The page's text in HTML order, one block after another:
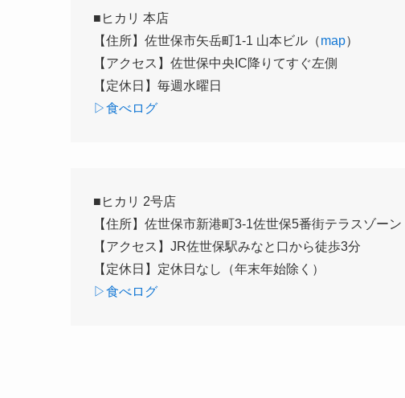
■ヒカリ 本店
【住所】佐世保市矢岳町1-1 山本ビル（map）
【アクセス】佐世保中央IC降りてすぐ左側
【定休日】毎週水曜日
▷食べログ
■ヒカリ 2号店
【住所】佐世保市新港町3-1佐世保5番街テラスゾーン
【アクセス】JR佐世保駅みなと口から徒歩3分
【定休日】定休日なし（年末年始除く）
▷食べログ